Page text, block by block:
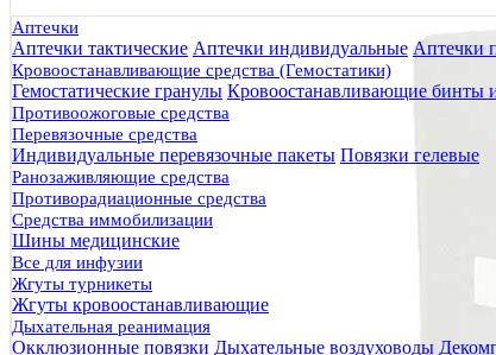
Аптечки
Аптечки тактические Аптечки индивидуальные Аптечки
Кровоостанавливающие средства (Гемостатики)
Гемостатические гранулы Кровоостанавливающие бинты
Противоожоговые средства
Перевязочные средства
Индивидуальные перевязочные пакеты Повязки гелевые
Ранозаживляющие средства
Противорадиационные средства
Средства иммобилизации
Шины медицинские
Все для инфузии
Жгуты турникеты
Жгуты кровоостанавливающие
Дыхательная реанимация
Окклюзионные повязки Дыхательные воздуховоды